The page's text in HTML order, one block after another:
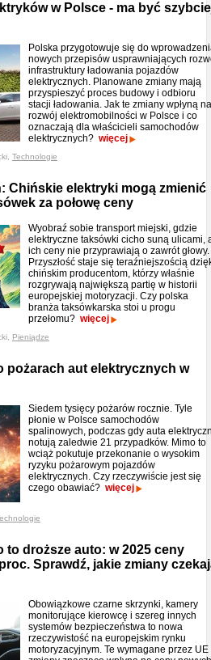
w Polsce - ma być
Polska przygotowuje się do
nowych przepisów usprawniających
infrastruktury ładowania pojazdów
elektrycznych. Planowane zmiany mają
przyspieszyć proces budowy i odbioru
stacji ładowania. Jak te zmiany wpłyną na
rozwój elektromobilności w Polsce i co
oznaczają dla właścicieli samochodów
elektrycznych? więcej
Technologie
Chińskie elektryki mogą zmienić
za połowę ceny
Wyobraź sobie transport miejski, gdzie
elektryczne taksówki cicho suną ulicami,
ich ceny nie przyprawiają o zawrót głowy.
Przyszłość staje się teraźniejszością
chińskim producentom, którzy właśnie
rozgrywają największą partię w historii
europejskiej motoryzacji. Czy polska
branża taksówkarska stoi u progu
przełomu? więcej
Pieniądze
pożarach aut elektrycznych w
Siedem tysięcy pożarów rocznie. Tyle
płonie w Polsce samochodów
spalinowych, podczas gdy auta
notują zaledwie 21 przypadków. Mimo to
wciąż pokutuje przekonanie o wysokim
ryzyku pożarowym pojazdów
elektrycznych. Czy rzeczywiście jest się
czego obawiać? więcej
to droższe auto: w 2025 ceny
Sprawdź, jakie zmiany
Obowiązkowe czarne skrzynki, kamery
monitorujące kierowcę i szereg innych
systemów bezpieczeństwa to nowa
rzeczywistość na europejskim rynku
motoryzacyjnym. Te wymagane przez UE